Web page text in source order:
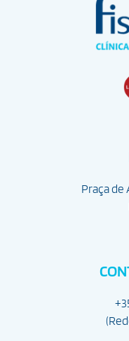
Praça de